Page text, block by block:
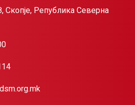
Скопје, Република Северна